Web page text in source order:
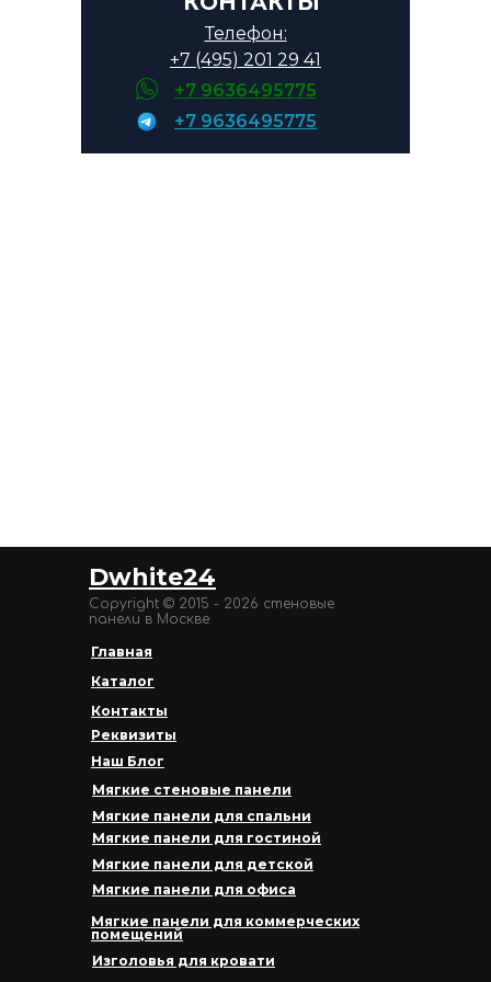
— после завершения
монтажа на объекте
Возможна оплата наличными
Телефон:
+7 (495) 201 29 41
+7 9636495775
+7 9636495775
Мягкие панели для коммерческих
помещений
Изголовья для кровати
Мягкие стеновые панели
Мягкие панели для гостиной
Мягкие панели для детской
Мягкие панели для офиса
Мягкие панели для спальни
Главная
Каталог
Контакты
Реквизиты
Наш Блог
Copyright © 2015 - 2026 стеновые
панели в Москве
Dwhite24